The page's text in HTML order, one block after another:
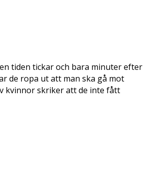
tiden tickar och bara minuter efter
de ropa ut att man ska gå mot
kvinnor skriker att de inte fått